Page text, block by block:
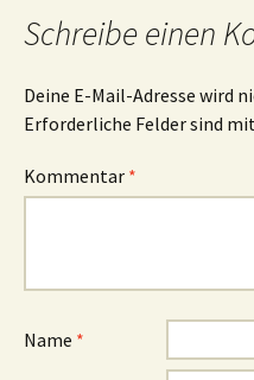
Schreibe einen
Deine E-Mail-Adresse wird
Erforderliche Felder sind mit
Kommentar *
Name *